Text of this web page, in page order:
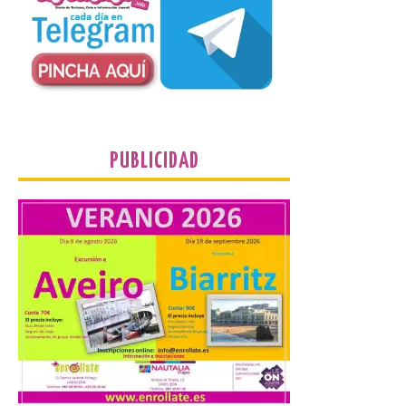
El TUS cuenta con líneas
que llegan a la zona en
puntos como el faro de
Cabo Mayor, Cueto,
a Ciriego. El Ayuntamiento de […]
Turismo de Extremadura
impulsa nuevas
iniciativas relacionadas
con el trío de eclipses para
afianzar a Extremadura
como referente en
astroturismo
8 Ago 2026
PUBLICIDAD